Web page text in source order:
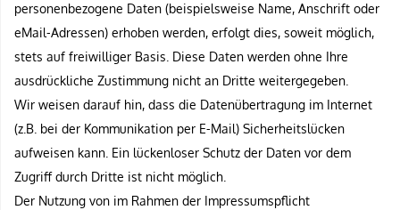
personenbezogene Daten (beispielsweise Name, Anschrift oder
eMail-Adressen) erhoben werden, erfolgt dies, soweit möglich,
stets auf freiwilliger Basis. Diese Daten werden ohne Ihre
ausdrückliche Zustimmung nicht an Dritte weitergegeben.
Wir weisen darauf hin, dass die Datenübertragung im Internet
(z.B. bei der Kommunikation per E-Mail) Sicherheitslücken
aufweisen kann. Ein lückenloser Schutz der Daten vor dem
Zugriff durch Dritte ist nicht möglich.
Der Nutzung von im Rahmen der Impressumspflicht